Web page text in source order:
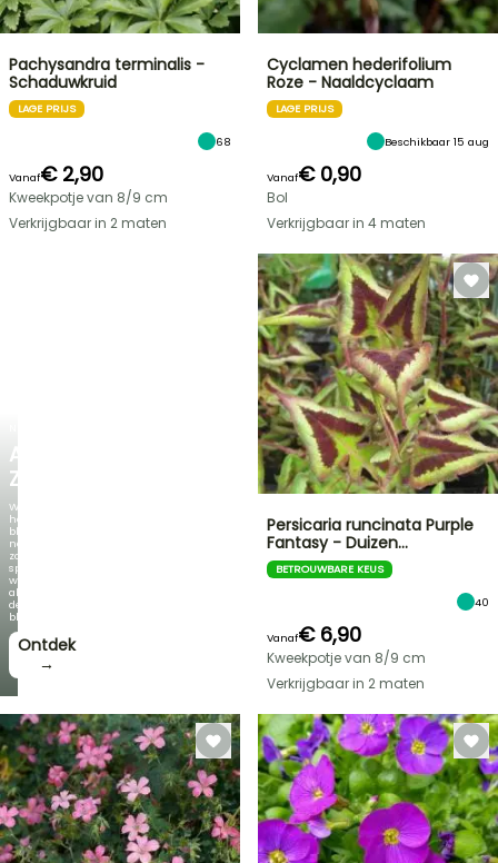
AGAPANTHUS
ZAMBEZI
Wanneer
het
blad
net
zo
spectaculair
wordt
als
de
bloei!
Ontdek
→
Pachysandra terminalis -
Schaduwkruid
LAGE PRIJS
68
Vanaf€ 2,90
Kweekpotje van 8/9 cm
Verkrijgbaar in 2 maten
Cyclamen hederifolium
Roze - Naaldcyclaam
LAGE PRIJS
Beschikbaar 15 aug
Vanaf€ 0,90
Bol
Verkrijgbaar in 4 maten
Persicaria runcinata Purple
Fantasy - Duizen…
BETROUWBARE KEUS
40
Vanaf€ 6,90
Kweekpotje van 8/9 cm
Verkrijgbaar in 2 maten